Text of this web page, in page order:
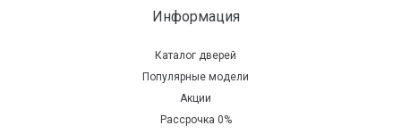
Информация
Каталог дверей
Популярные модели
Акции
Рассрочка 0%